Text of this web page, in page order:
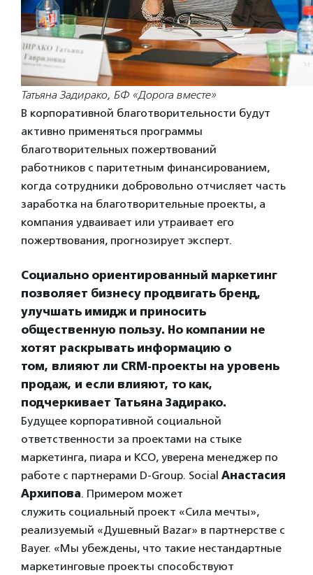
Татьяна Задирако, БФ «Дорога вместе»
В корпоративной благотворительности будут
активно применяться программы
благотворительных пожертвований
работников с паритетным финансированием,
когда сотрудники добровольно отчисляет часть
заработка на благотворительные проекты, а
компания удваивает или утраивает его
пожертвования, прогнозирует эксперт.
Социально ориентированный маркетинг
позволяет бизнесу продвигать бренд,
улучшать имидж и приносить
общественную пользу. Но компании не
хотят раскрывать информацию о
том, влияют ли CRM-проекты на уровень
продаж, и если влияют, то как,
подчеркивает Татьяна Задирако.
Будущее корпоративной социальной
ответственности за проектами на стыке
маркетинга, пиара и КСО, уверена менеджер по
работе с партнерами D-Group. Social Анастасия
Архипова. Примером может
служить социальный проект «Сила мечты»,
реализуемый «Душевный Bazar» в партнерстве с
Bayer. «Мы убеждены, что такие нестандартные
маркетинговые проекты способствуют